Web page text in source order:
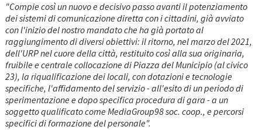
"Compie così un nuovo e decisivo passo avanti il potenziamento
dei sistemi di comunicazione diretta con i cittadini, già avviato
con l'inizio del nostro mandato che ha già portato al
raggiungimento di diversi obiettivi: il ritorno, nel marzo del 2021,
dell'URP nel cuore della città, restituito così alla sua originaria,
fruibile e centrale collocazione di Piazza del Municipio (al civico
23), la riqualificazione dei locali, con dotazioni e tecnologie
specifiche, l'affidamento del servizio - all'esito di un periodo di
sperimentazione e dopo specifica procedura di gara - a un
soggetto qualificato come MediaGroup98 soc. coop., e percorsi
specifici di formazione del personale".